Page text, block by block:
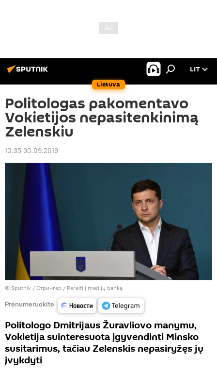
Lietuva
LIT
Politologas pakomentavo
Vokietijos nepasitenkinimą
Zelenskiu
10:35 30.09.2019
© Sputnik / Стрингер / Pereiti į medijų banką
Prenumeruokite
Politologo Dmitrijaus Žuravliovo manymu,
Vokietija suinteresuota įgyvendinti Minsko
susitarimus, tačiau Zelenskis nepasiryžęs jų
įvykdyti